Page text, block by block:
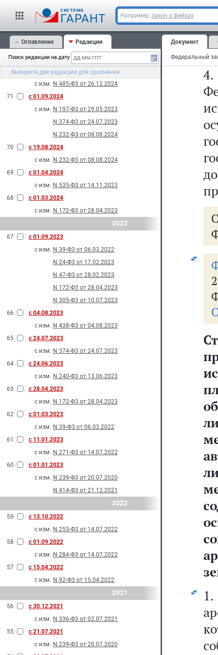
cистема
ГАРАНТ Например, закон о фейках
Оглавление Редакции
Поиск редакции на дату
Выберите две редакции для сравнения
с 11.03.2025
с изм.
N 27-Ф3 от 28.02.2025
73
с 01.03.2025
с изм. N 171-Ф3 от 08.07.2024
72
с 31.12.2024
с изм. N 485-Ф3 от 26.12.2024
71
с 01.09.2024
с изм. N 197-Ф3 от 29.05.2023
N 374-Ф3 от 24.07.2023
N 232-Ф3 от 08.08.2024
70
с 19.08.2024
с изм. N 232-Ф3 от 08.08.2024
69
с 01.04.2024
с изм. N 535-Ф3 от 14.11.2023
68
с 01.03.2024
с изм. N 172-Ф3 от 28.04.2023
2023
67
с 01.09.2023
с изм. N 39-Ф3 от 06.03.2022
N 24-Ф3 от 17.02.2023
N 47-Ф3 от 28.02.2023
N 172-Ф3 от 28.04.2023
N 305-Ф3 от 10.07.2023
66
с 04.08.2023
с изм. N 438-Ф3 от 04.08.2023
65
с 24.07.2023
с изм. N 374-Ф3 от 24.07.2023
64
с 24.06.2023
с изм. N 240-Ф3 от 13.06.2023
63
с 28.04.2023
с изм. N 172-Ф3 от 28.04.2023
62
с 01.03.2023
с изм. N 39-Ф3 от 06.03.2022
61
с 11.01.2023
с изм. N 271-Ф3 от 14.07.2022
60
с 01.01.2023
с изм. N 239-Ф3 от 20.07.2020
N 414-Ф3 от 21.12.2021
2022
59
с 13.10.2022
с изм. N 253-Ф3 от 14.07.2022
58
с 01.09.2022
с изм. N 284-Ф3 от 14.07.2022
57
с 15.04.2022
с изм. N 92-Ф3 от 15.04.2022
2021
56
с 30.12.2021
с изм. N 336-Ф3 от 02.07.2021
55
с 21.07.2021
с изм. N 239-Ф3 от 20.07.2020
Документ